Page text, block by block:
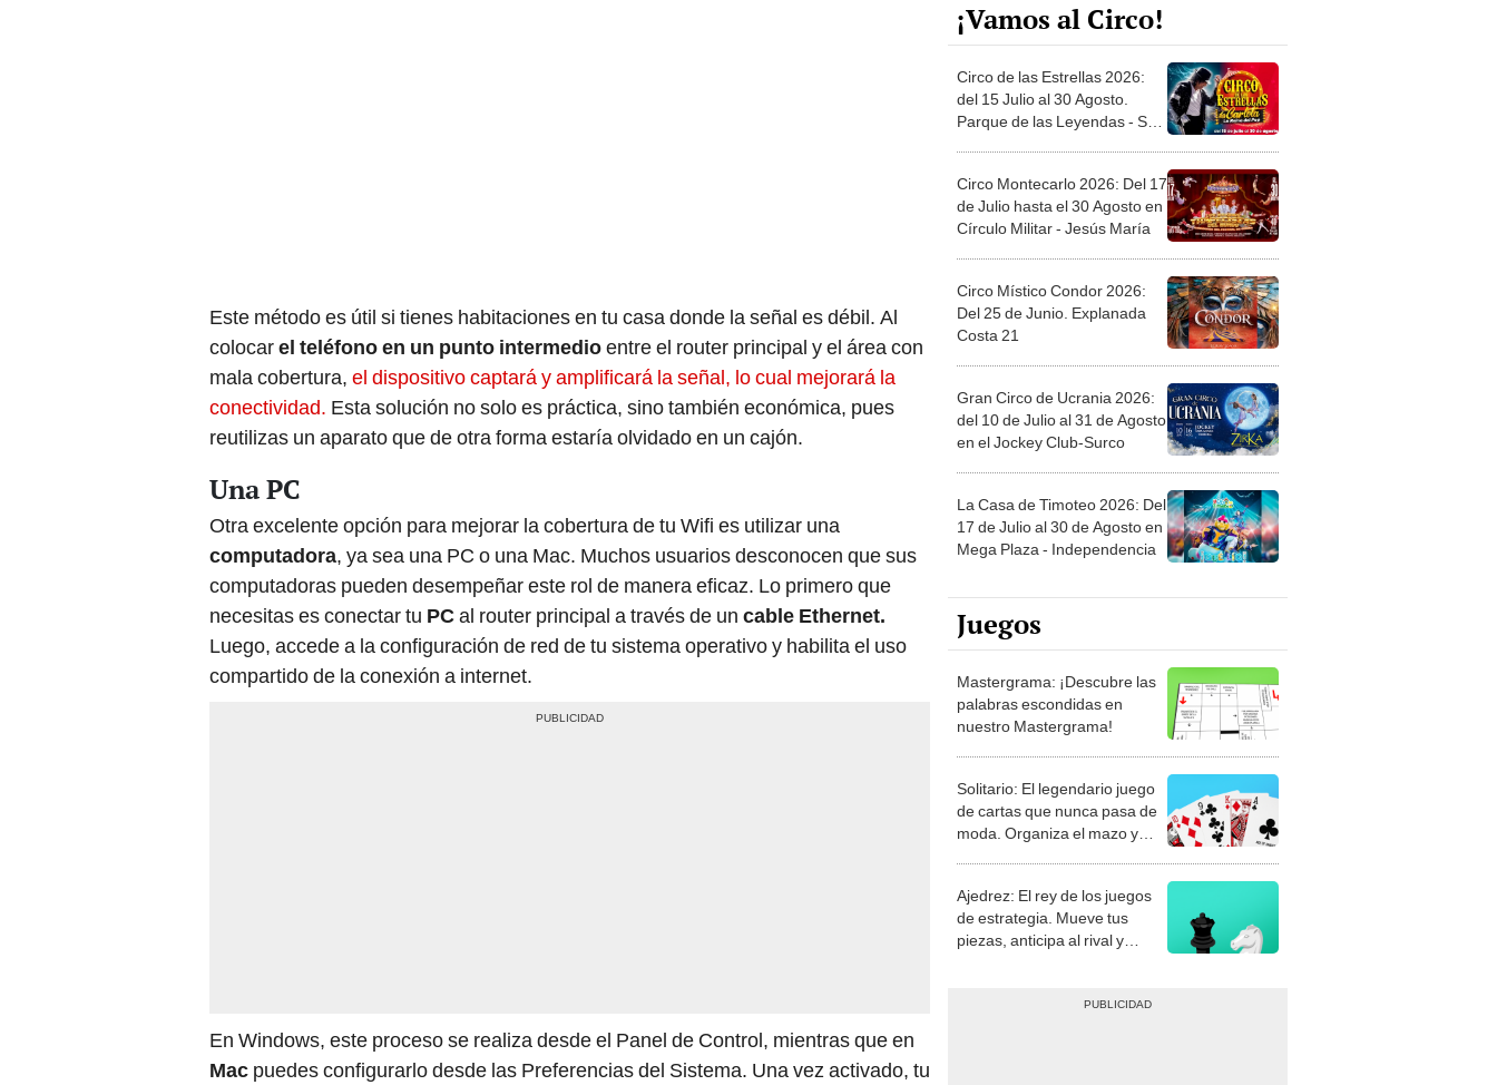
Este método es útil si tienes habitaciones en tu casa donde la señal es débil. Al
colocarel teléfono en un punto intermedioentre el router principal y el área con
mala cobertura, el dispositivo captará y amplificará la señal, lo cual mejorará la
conectividad. Esta solución no solo es práctica, sino también económica, pues
reutilizas un aparato que de otra forma estaría olvidado en un cajón.
Una PC
Otra excelente opción para mejorar la cobertura de tu Wifi es utilizar una
computadora, ya sea una PC o una Mac. Muchos usuarios desconocen que sus
computadoras pueden desempeñar este rol de manera eficaz. Lo primero que
necesitas es conectar tu PCal router principal a través de un cable Ethernet.
Luego, accede a la configuración de red de tu sistema operativo y habilita el uso
compartido de la conexión a internet.
En Windows, este proceso se realiza desde el Panel de Control, mientras que en
Mac puedes configurarlo desde las Preferencias del Sistema. Una vez activado, tu
¡Vamos al Circo!
Circo de las Estrellas 2026:
del 15 Julio al 30 Agosto.
Parque de las Leyendas - San
Circo Montecarlo 2026: Del 17
de Julio hasta el 30 Agosto en
Círculo Militar - Jesús María
Circo Místico Condor 2026:
Del 25 de Junio. Explanada
Costa 21
Gran Circo de Ucrania 2026:
del 10 de Julio al 31 de Agosto
en el Jockey Club-Surco
La Casa de Timoteo 2026: Del
17 de Julio al 30 de Agosto en
Mega Plaza - Independencia
Juegos
Mastergrama: ¡Descubre las
palabras escondidas en
nuestro Mastergrama!
Solitario: El legendario juego
de cartas que nunca pasa de
moda. Organiza el mazo y
Ajedrez: El rey de los juegos
de estrategia. Mueve tus
piezas, anticipa al rival y